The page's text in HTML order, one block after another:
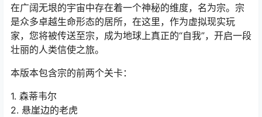
在广阔无垠的宇宙中存在着一个神秘的维度，名为宗。宗
是众多卓越生命形态的居所，在这里，作为虚拟现实玩
家，您将被传送至宗，成为地球上真正的“自我”，开启一段
壮丽的人类信使之旅。
本版本包含宗的前两个关卡：
1. 森蒂韦尔
2. 悬崖边的老虎